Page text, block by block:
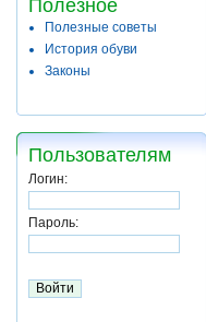
Полезное
Полезные советы
История обуви
Законы
Пользователям
Логин:
Пароль: